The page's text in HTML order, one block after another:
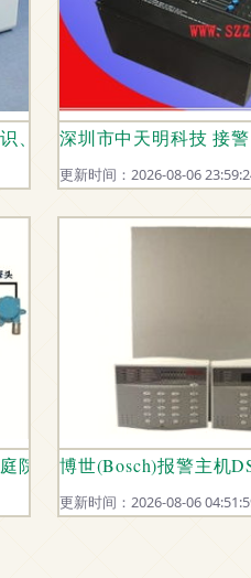
、信息与品牌解析
深圳市中天明科技 接
更新时间：2026-08-06
院 博世(Bosch)报警主机
更新时间：2026-08-06